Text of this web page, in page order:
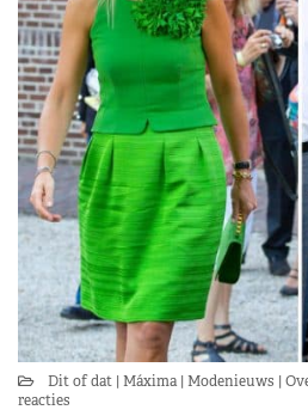
Dit of dat Máxima Modenieuws
reacties